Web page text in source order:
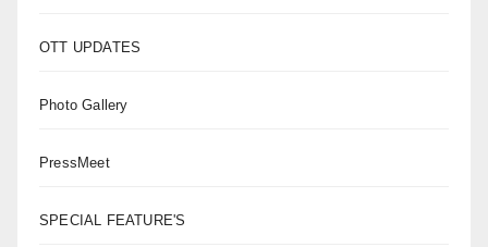
OTT UPDATES
Photo Gallery
PressMeet
SPECIAL FEATURE'S